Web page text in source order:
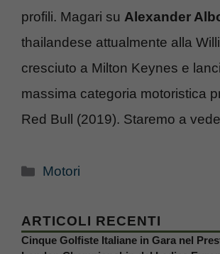
profili. Magari su Alexander
thailandese attualmente alla
cresciuto a Milton Keynes e
massima categoria motoristica
Red Bull (2019). Staremo a
Categorie
Motori
ARTICOLI RECENTI
Cinque Golfiste Italiane in Gara nel